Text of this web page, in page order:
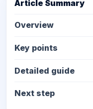
Article Summary
Overview
Key points
Detailed guide
Next step